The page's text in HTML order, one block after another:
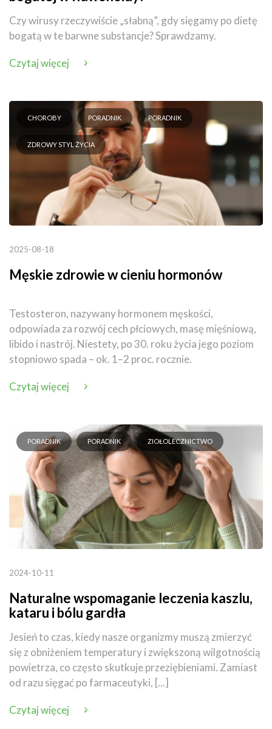
Czy wirusy rzeczywiście „słabną”, gdy sięgamy po dietę
bogatą w te barwne substancje? Sprawdzamy.
Czytaj więcej
CHOROBY PORADNIK PORADNIK
ZDROWY STYL ŻYCIA
2025-08-18
Męskie zdrowie w cieniu hormonów
Testosteron, nazywany hormonem męskości,
odpowiada za rozwój cech płciowych, masę mięśniową,
libido i nastrój. Niestety, po 30. roku życia jego poziom
stopniowo spada – ok. 1–2 proc. rocznie.
Czytaj więcej
PORADNIK PORADNIK ZIOŁOLECZNICTWO
2024-10-11
Naturalne wspomaganie leczenia kaszlu,
kataru i bólu gardła
Jesień to czas, kiedy nasze organizmy muszą zmierzyć
się z obniżeniem temperatury i zwiększoną wilgotnością
powietrza, co często skutkuje przeziębieniami. Zamiast
od razu sięgać po farmaceutyki, [...]
Czytaj więcej